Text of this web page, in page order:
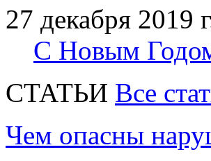
27 декабря 2019
С Новым
CТАТЬИ Все
Чем опасны